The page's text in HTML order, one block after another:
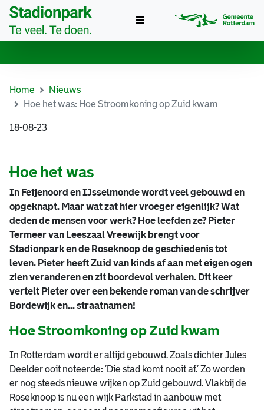
Home
Nieuws
Hoe het was: Hoe Stroomkoning op Zuid kwam
18-08-23
Hoe het was
In Feijenoord en IJsselmonde wordt veel gebouwd en
opgeknapt. Maar wat zat hier vroeger eigenlijk? Wat
deden de mensen voor werk? Hoe leefden ze? Pieter
Termeer van Leeszaal Vreewijk brengt voor
Stadionpark en de Roseknoop de geschiedenis tot
leven. Pieter heeft Zuid van kinds af aan met eigen ogen
zien veranderen en zit boordevol verhalen. Dit keer
vertelt Pieter over een bekende roman van de schrijver
Bordewijk en... straatnamen!
Hoe Stroomkoning op Zuid kwam
In Rotterdam wordt er altijd gebouwd. Zoals dichter Jules
Deelder ooit noteerde: ‘Die stad komt nooit af.’ Zo worden
er nog steeds nieuwe wijken op Zuid gebouwd. Vlakbij de
Roseknoop is nu een wijk Parkstad in aanbouw met